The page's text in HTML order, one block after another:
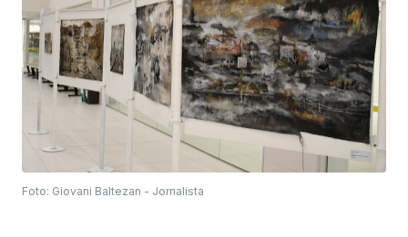
Foto: Giovani Baltezan - Jornalista